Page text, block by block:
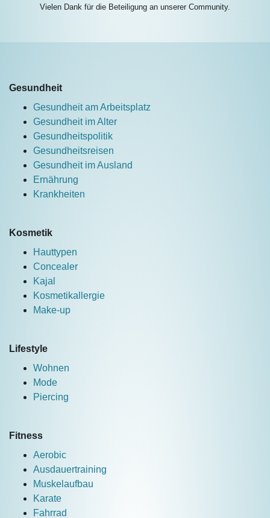
Vielen Dank für die Beteiligung an unserer Community.
Gesundheit
Gesundheit am Arbeitsplatz
Gesundheit im Alter
Gesundheitspolitik
Gesundheitsreisen
Gesundheit im Ausland
Ernährung
Krankheiten
Kosmetik
Hauttypen
Concealer
Kajal
Kosmetikallergie
Make-up
Lifestyle
Wohnen
Mode
Piercing
Fitness
Aerobic
Ausdauertraining
Muskelaufbau
Karate
Fahrrad